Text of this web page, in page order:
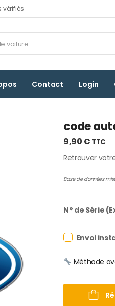
Contact Login
code
9,90€ TTC
Retrouver
Base de données
N° de Série
Envoi
Méthode